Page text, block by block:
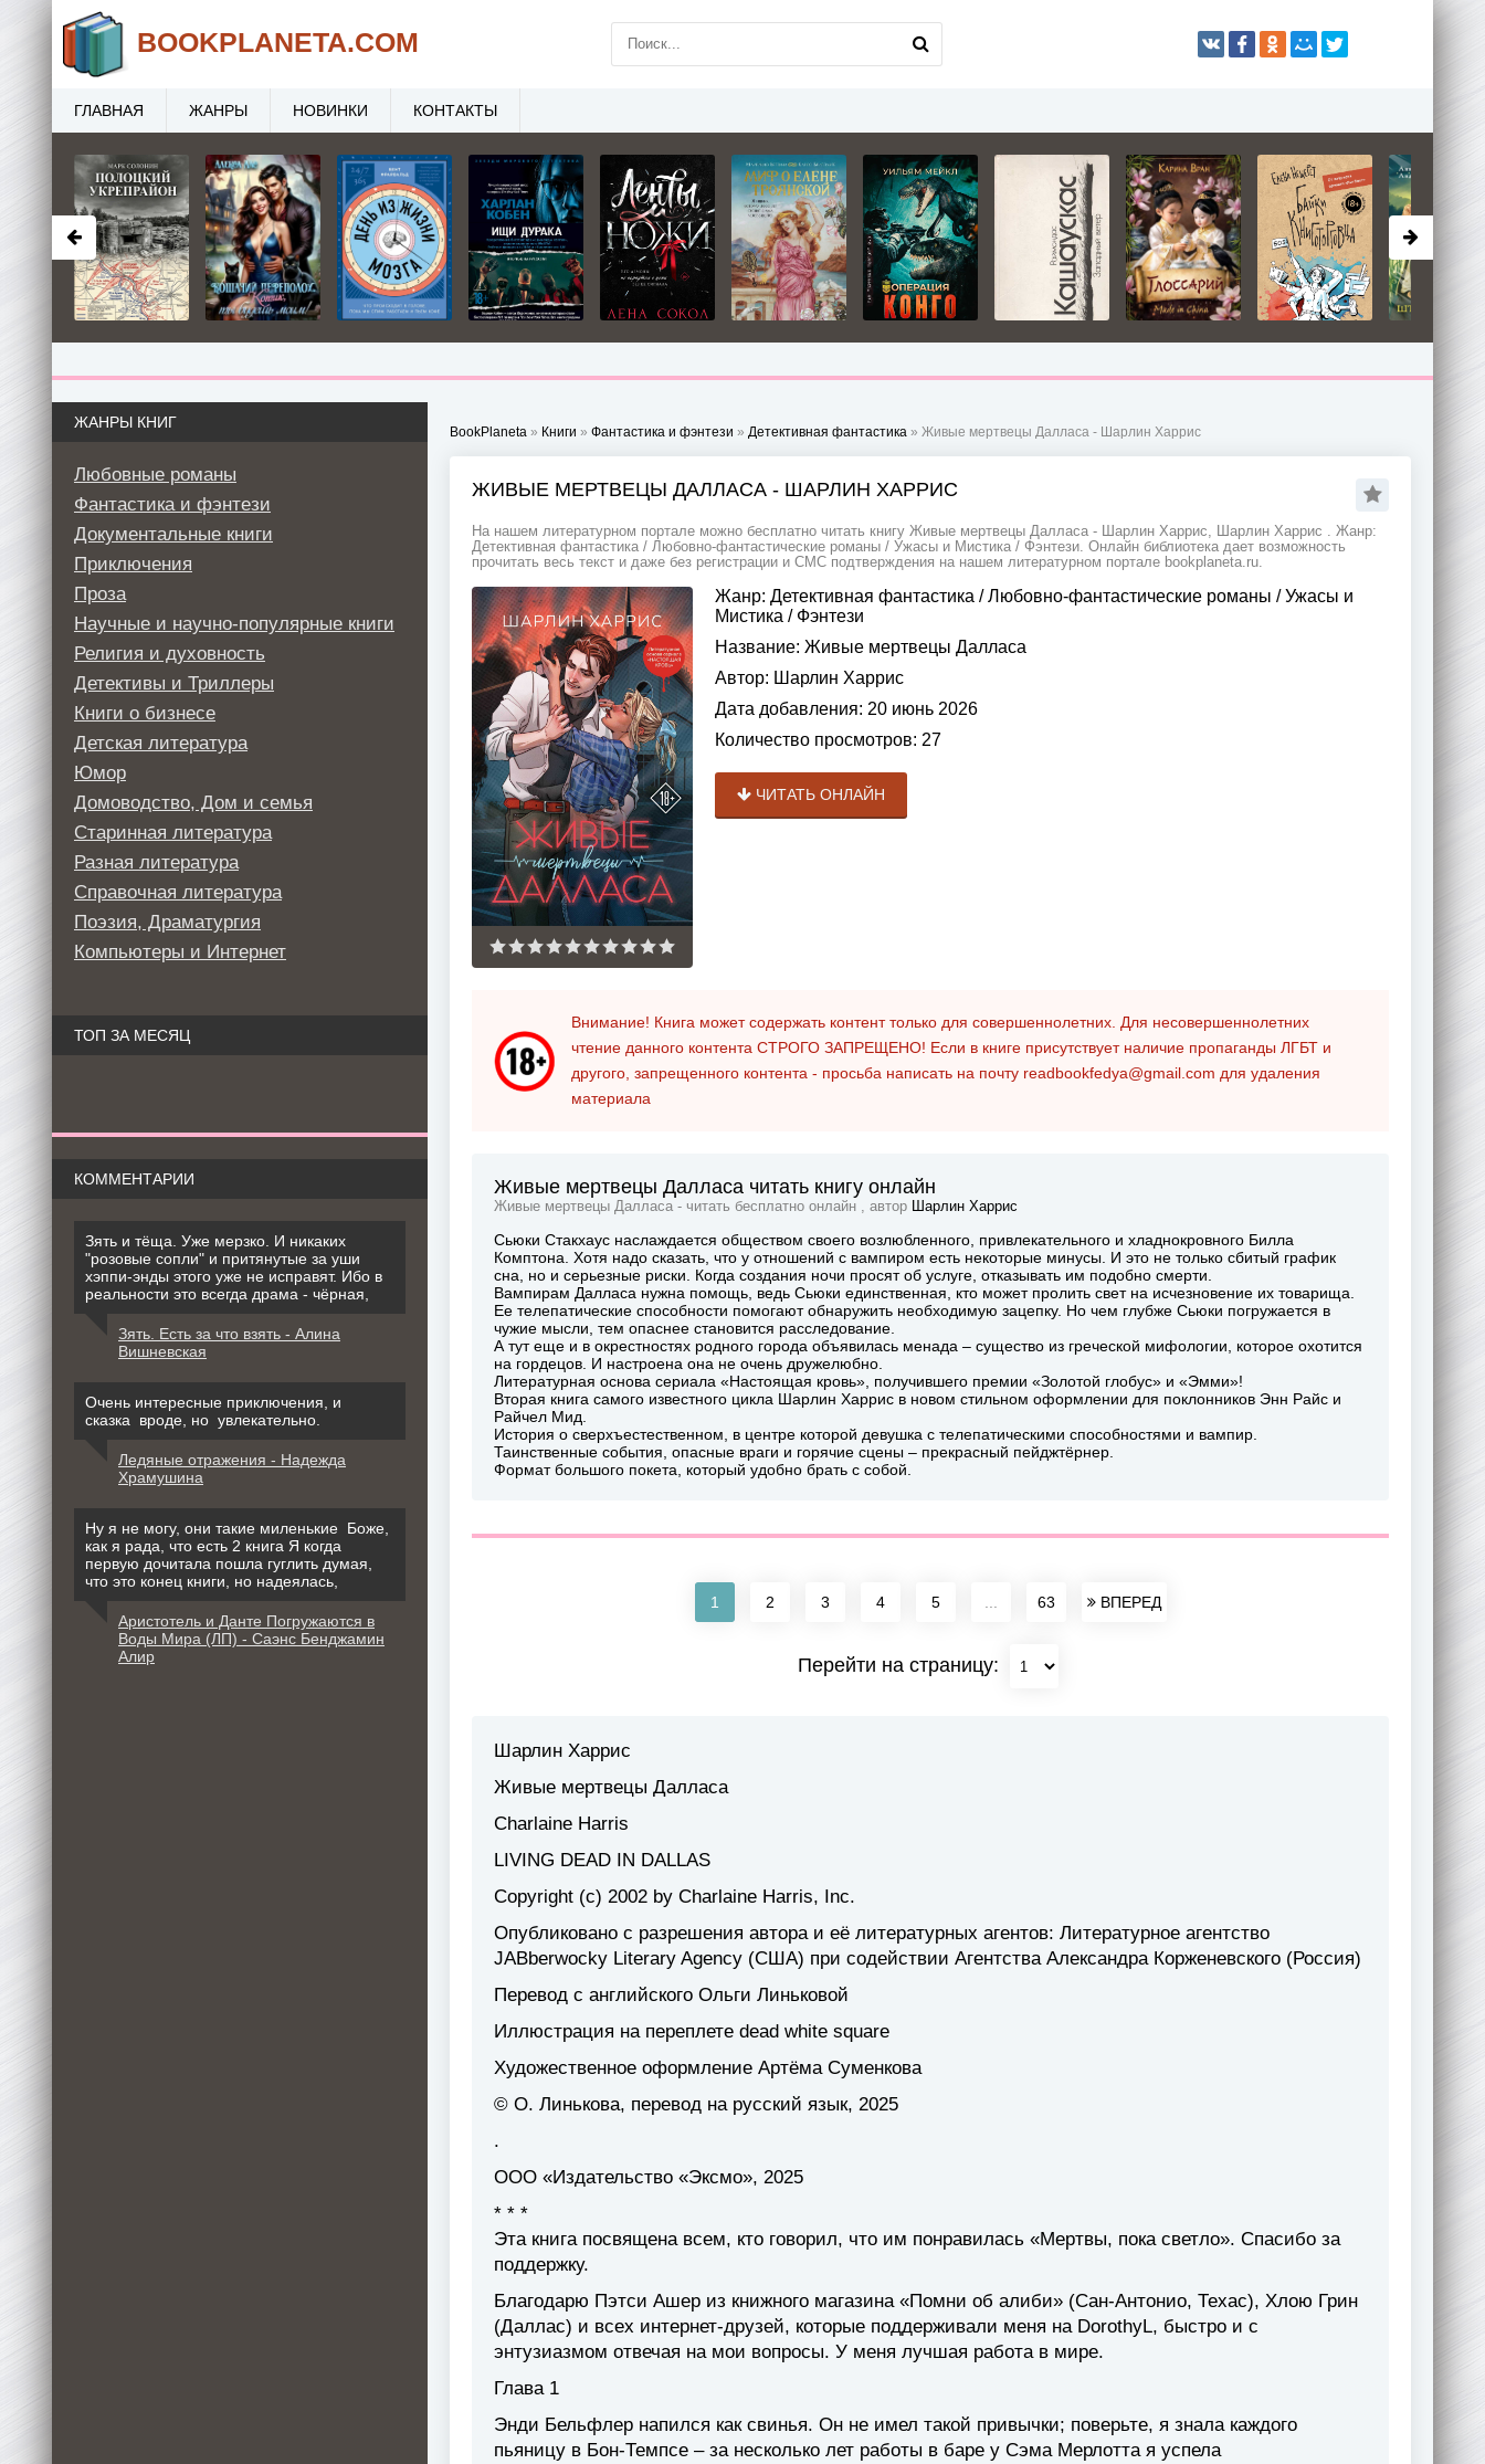
BookPlaneta » Книги » Фантастика и фэнтези » Детективная фантастика » Живые мертвецы Далласа - Шарлин Харрис
ЖИВЫЕ МЕРТВЕЦЫ ДАЛЛАСА - ШАРЛИН ХАРРИС
На нашем литературном портале можно бесплатно читать книгу Живые мертвецы Далласа - Шарлин Харрис, Шарлин Харрис . Жанр:
Детективная фантастика / Любовно-фантастические романы / Ужасы и Мистика / Фэнтези. Онлайн библиотека дает возможность
прочитать весь текст и даже без регистрации и СМС подтверждения на нашем литературном портале bookplaneta.ru.
Жанр: Детективная фантастика /Любовно-фантастические романы /Ужасы и
Мистика / Фэнтези
Название: Живые мертвецы Далласа
Автор: Шарлин Харрис
Дата добавления: 20 июнь 2026
Количество просмотров: 27
ЧИТАТЬ ОНЛАЙН
Внимание! Книга может содержать контент только для совершеннолетних. Для несовершеннолетних
чтение данного контента СТРОГО ЗАПРЕЩЕНО! Если в книге присутствует наличие пропаганды ЛГБТ и
другого, запрещенного контента - просьба написать на почту readbookfedya@gmail.com для удаления
материала
Живые мертвецы Далласа читать книгу онлайн
Живые мертвецы Далласа - читать бесплатно онлайн , автор Шарлин Харрис
Сьюки Стакхаус наслаждается обществом своего возлюбленного, привлекательного и хладнокровного Билла
Комптона. Хотя надо сказать, что у отношений с вампиром есть некоторые минусы. И это не только сбитый график
сна, но и серьезные риски. Когда создания ночи просят об услуге, отказывать им подобно смерти.
Вампирам Далласа нужна помощь, ведь Сьюки единственная, кто может пролить свет на исчезновение их товарища.
Ее телепатические способности помогают обнаружить необходимую зацепку. Но чем глубже Сьюки погружается в
чужие мысли, тем опаснее становится расследование.
А тут еще и в окрестностях родного города объявилась менада – существо из греческой мифологии, которое охотится
на гордецов. И настроена она не очень дружелюбно.
Литературная основа сериала «Настоящая кровь», получившего премии «Золотой глобус» и «Эмми»!
Вторая книга самого известного цикла Шарлин Харрис в новом стильном оформлении для поклонников Энн Райс и
Райчел Мид.
История о сверхъестественном, в центре которой девушка с телепатическими способностями и вампир.
Таинственные события, опасные враги и горячие сцены – прекрасный пейджтёрнер.
Формат большого покета, который удобно брать с собой.
1 2 3 4 5 63 ВПЕРЕД
Перейти на страницу:
Шарлин Харрис
Живые мертвецы Далласа
Charlaine Harris
LIVING DEAD IN DALLAS
Copyright (c) 2002 by Charlaine Harris, Inc.
Опубликовано с разрешения автора и её литературных агентов: Литературное агентство
JABberwocky Literary Agency (США) при содействии Агентства Александра Корженевского (Россия)
Перевод с английского Ольги Линьковой
Иллюстрация на переплете dead white square
Художественное оформление Артёма Суменкова
© О. Линькова, перевод на русский язык, 2025
.
ООО «Издательство «Эксмо», 2025
* * *
Эта книга посвящена всем, кто говорил, что им понравилась «Мертвы, пока светло». Спасибо за
поддержку.
Благодарю Пэтси Ашер из книжного магазина «Помни об алиби» (Сан-Антонио, Техас), Хлою Грин
(Даллас) и всех интернет-друзей, которые поддерживали меня на DorothyL, быстро и с
энтузиазмом отвечая на мои вопросы. У меня лучшая работа в мире.
Глава 1
Энди Бельфлер напился как свинья. Он не имел такой привычки; поверьте, я знала каждого
пьяницу в Бон-Темпсе – за несколько лет работы в баре у Сэма Мерлотта я успела
ЖАНРЫ КНИГ
Любовные романы
Фантастика и фэнтези
Документальные книги
Приключения
Проза
Научные и научно-популярные книги
Религия и духовность
Детективы и Триллеры
Книги о бизнесе
Детская литература
Юмор
Домоводство, Дом и семья
Старинная литература
Разная литература
Справочная литература
Поэзия, Драматургия
Компьютеры и Интернет
ТОП ЗА МЕСЯЦ
КОММЕНТАРИИ
Зять и тёща. Уже мерзко. И никаких
"розовые сопли" и притянутые за уши
хэппи-энды этого уже не исправят. Ибо в
реальности это всегда драма - чёрная,
Зять. Есть за что взять - Алина
Вишневская
Очень интересные приключения, и
сказка вроде, но увлекательно.
Ледяные отражения - Надежда
Храмушина
Ну я не могу, они такие миленькие Боже,
как я рада, что есть 2 книга Я когда
первую дочитала пошла гуглить думая,
что это конец книги, но надеялась,
Аристотель и Данте Погружаются в
Воды Мира (ЛП) - Саэнс Бенджамин
Алир
BOOKPLANETA.COM
ГЛАВНАЯ ЖАНРЫ НОВИНКИ КОНТАКТЫ